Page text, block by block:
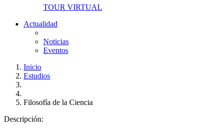
TOUR VIRTUAL
Actualidad
Noticias
Eventos
Inicio
Estudios
Filosofía de la Ciencia
Descripción: